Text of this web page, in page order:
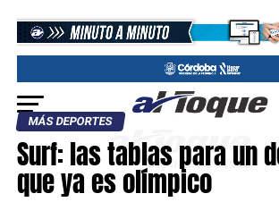
MÁS DEPORTES
Surf: las tablas para un
que ya es olímpico